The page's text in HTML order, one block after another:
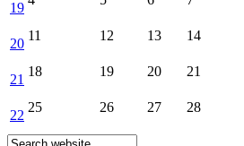
19
20
11 12 13 14
21
18 19 20 21
22
25 26 27 28